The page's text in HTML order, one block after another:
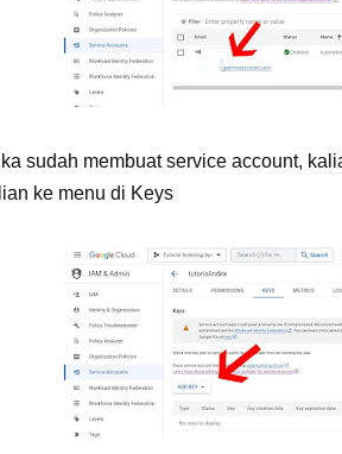
sudah membuat service account,
ke menu di Keys